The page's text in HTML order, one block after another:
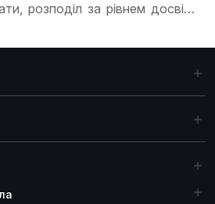
розподіл за рівнем досвіду,
роботи на фрілансі для